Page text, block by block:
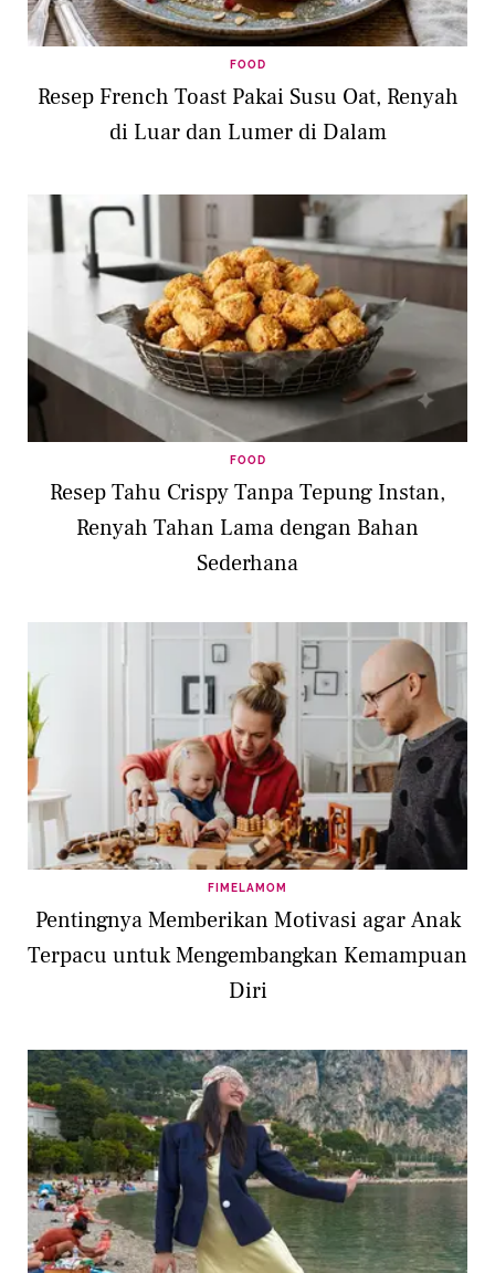
FOOD
Resep French Toast Pakai Susu Oat, Renyah
di Luar dan Lumer di Dalam
FOOD
Resep Tahu Crispy Tanpa Tepung Instan,
Renyah Tahan Lama dengan Bahan
Sederhana
FIMELAMOM
Pentingnya Memberikan Motivasi agar Anak
Terpacu untuk Mengembangkan Kemampuan
Diri